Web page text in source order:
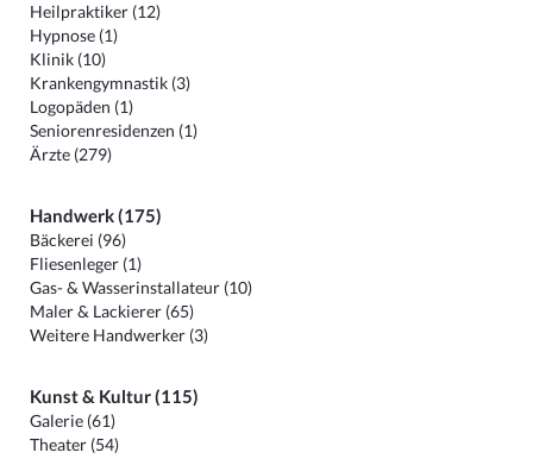
Heilpraktiker (12)
Hypnose (1)
Klinik (10)
Krankengymnastik (3)
Logopäden (1)
Seniorenresidenzen (1)
Ärzte (279)
Handwerk (175)
Bäckerei (96)
Fliesenleger (1)
Gas- & Wasserinstallateur (10)
Maler & Lackierer (65)
Weitere Handwerker (3)
Kunst & Kultur (115)
Galerie (61)
Theater (54)